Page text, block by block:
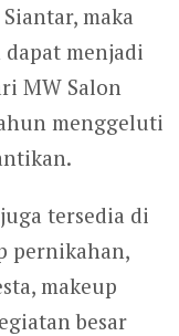
maka
menjadi
MW Salon
menggeluti
tersedia di
pernikahan,
makeup
besar